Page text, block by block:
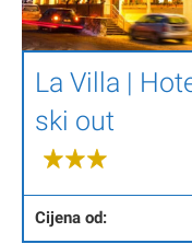
La Villa |
ski out
Cijena od: